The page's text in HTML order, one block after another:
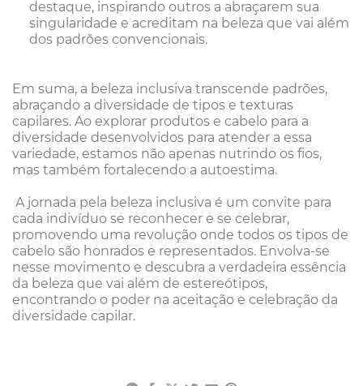
destaque, inspirando outros a abraçarem sua
singularidade e acreditam na beleza que vai além
dos padrões convencionais.
Em suma, a beleza inclusiva transcende padrões,
abraçando a diversidade de tipos e texturas
capilares. Ao explorar produtos e cabelo para a
diversidade desenvolvidos para atender a essa
variedade, estamos não apenas nutrindo os fios,
mas também fortalecendo a autoestima.
A jornada pela beleza inclusiva é um convite para
cada indivíduo se reconhecer e se celebrar,
promovendo uma revolução onde todos os tipos de
cabelo são honrados e representados. Envolva-se
nesse movimento e descubra a verdadeira essência
da beleza que vai além de estereótipos,
encontrando o poder na aceitação e celebração da
diversidade capilar.